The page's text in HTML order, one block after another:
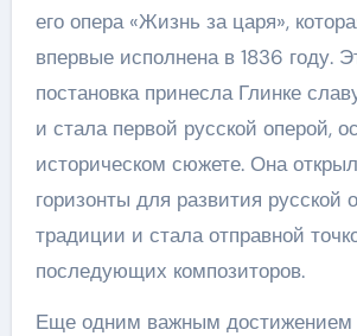
его опера «Жизнь за царя»,
впервые исполнена в 1836 году.
постановка принесла Глинке
и стала первой русской оперой,
историческом сюжете. Она
горизонты для развития русской
традиции и стала отправной
последующих композиторов.
Еще одним важным достижением